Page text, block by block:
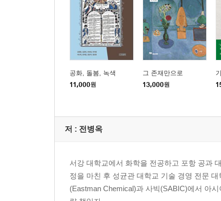
2부 기후위기 대응 행동
1장 전환의 큰 그림
1.5℃와 2℃ 사이
UN기후변화협약과 파리 협정
탄소중립과 탄소예산
그린뉴딜
도넛경제
순환경제
커먼스 기반 경제
과감한 전환─몬트리올 의정서
공화, 돌봄, 녹색
11,000원
그 존재만으로
13,000원
저 : 전병옥
서강 대학교에서 화학을 전공하고 포항 공과
정을 마친 후 성균관 대학교 기술 경영 전문
(Eastman Chemical)과 사빅(SABIC)에서 아